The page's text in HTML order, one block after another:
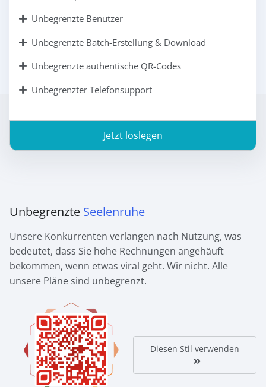
Unbegrenzte Benutzer
Unbegrenzte Batch-Erstellung & Download
Unbegrenzte authentische QR-Codes
Unbegrenzter Telefonsupport
Jetzt loslegen
Unbegrenzte Seelenruhe
Unsere Konkurrenten verlangen nach Nutzung, was
bedeutet, dass Sie hohe Rechnungen angehäuft
bekommen, wenn etwas viral geht. Wir nicht. Alle
unsere Pläne sind unbegrenzt.
Diesen Stil verwenden